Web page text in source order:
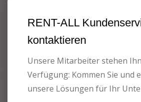
RENT-ALL
kontaktieren
Unsere Mitarbeiter stehen
Verfügung: Kommen Sie und
unsere Lösungen für Ihr